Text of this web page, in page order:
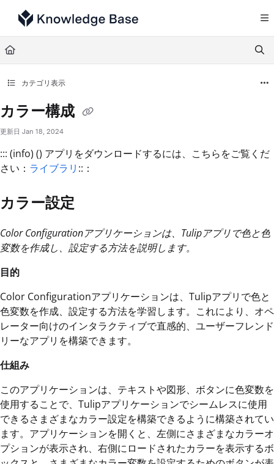
Documentation Index
Fetch the complete documentation index at:
Use this file to discover all available pages before exploring further.
カテゴリ表示
カラー構成
更新日 Jan 18, 2024
::: (info) () アプリをダウンロードするには、こちらをご覧くだ
さい： ライブラリ ::：
カラー設定
Color Configurationアプリケーションは、Tulipアプリで色と色
変数を作成し、設定する方法を説明します。
目的
Color Configurationアプリケーションは、Tulipアプリで色と
色変数を作成、設定する方法を学習します。これにより、オペ
レーター向けのインタラクティブで直感的、ユーザーフレンド
リーなアプリを構築できます。
仕組み
このアプリケーションは、テキストや図形、ボタンに色変数を
使用することで、Tulipアプリケーションでシームレスに使用
できるさまざまなカラー設定を構築できるように構築されてい
ます。アプリケーションを開くと、左側にさまざまなカラーオ
プションが表示され、右側にロードされたカラーを表示するボ